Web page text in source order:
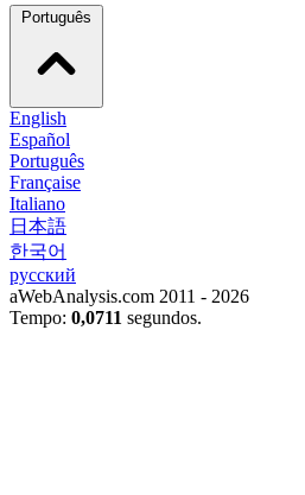
English
Español
Português
Française
Italiano
日本語
한국어
русский
aWebAnalysis.com 2011 - 2026
Tempo: 0,0711 segundos.